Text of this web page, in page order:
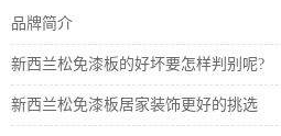
品牌简介
新西兰松免漆板的好坏要怎样判别呢?
新西兰松免漆板居家装饰更好的挑选